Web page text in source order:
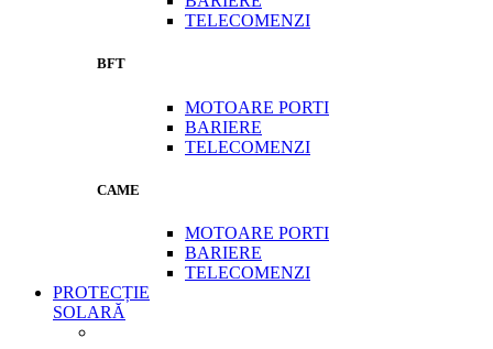
TELECOMENZI
BFT
MOTOARE PORTI
BARIERE
TELECOMENZI
CAME
MOTOARE PORTI
BARIERE
TELECOMENZI
PROTECȚIE
SOLARĂ